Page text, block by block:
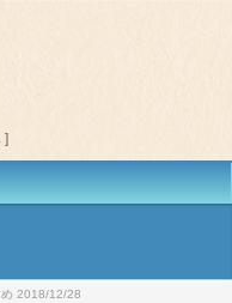
]
め 2018/12/28